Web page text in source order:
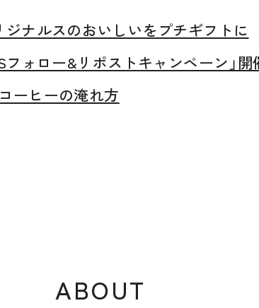
ジナルスのおいしいをプチギフトに
フォロー&リポストキャンペーン」開
ーヒーの淹れ方
ABOUT